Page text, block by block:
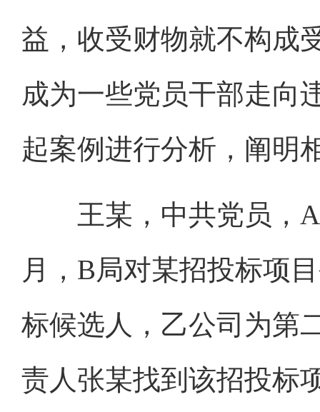
益，收受财物就不构成
成为一些党员干部走向
起案例进行分析，阐明
王某，中共党员，A
月，B局对某招投标项
标候选人，乙公司为第
责人张某找到该招投标